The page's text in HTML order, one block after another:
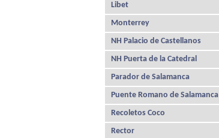
Libet
Monterrey
NH Palacio de Castellanos
NH Puerta de la Catedral
Parador de Salamanca
Puente Romano de Salamanca
Recoletos Coco
Rector